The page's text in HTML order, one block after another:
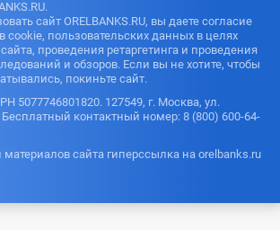
сайт ORELBANKS.RU, вы даете согласие
cookie, пользовательских данных в целях
проведения ретаргетинга и проведения
и обзоров. Если вы не хотите, чтобы
покиньте сайт.
5077746801820. 127549, г. Москва, ул.
контактный номер: 8 (800) 600-64-
сайта гиперссылка на orelbanks.ru